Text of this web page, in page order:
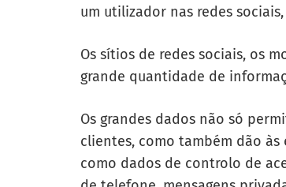
um utilizador nas redes
Os sítios de redes sociais, os
grande quantidade de
Os grandes dados não só
clientes, como também dão às
como dados de controlo de